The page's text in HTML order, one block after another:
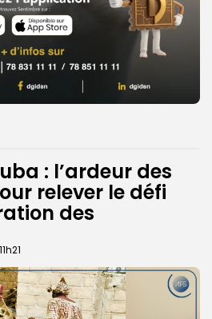
: l’ardeur des
relever le défi
des